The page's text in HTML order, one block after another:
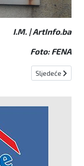
I.M. | ArtInfo.ba
Foto: FENA
Sljedeći
Sljedeće